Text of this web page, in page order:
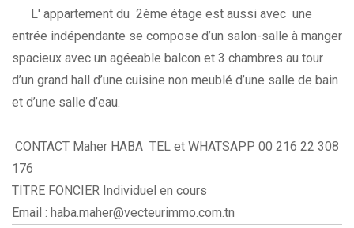
L' appartement du 2ème étage est aussi avec une
entrée indépendante se compose d’un salon-salle à manger
spacieux avec un agéeable balcon et 3 chambres au tour
d’un grand hall d’une cuisine non meublé d’une salle de bain
et d’une salle d’eau.
CONTACT Maher HABA TEL et WHATSAPP 00 216 22 308
176
TITRE FONCIER Individuel en cours
Email : haba.maher@vecteurimmo.com.tn